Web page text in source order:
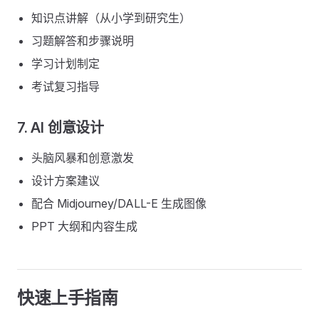
知识点讲解（从小学到研究生）
习题解答和步骤说明
学习计划制定
考试复习指导
7. AI 创意设计
头脑风暴和创意激发
设计方案建议
配合 Midjourney/DALL-E 生成图像
PPT 大纲和内容生成
快速上手指南